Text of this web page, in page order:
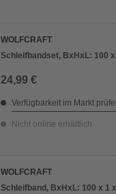
WOLFCRAFT
Schleifbandset, BxHxL: 100
24,99 €
Verfügbarkeit im Markt
Nicht online erhältlich
WOLFCRAFT
Schleifband, BxHxL: 100 x 1